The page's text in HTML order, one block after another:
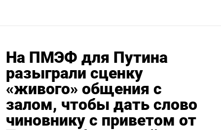
На ПМЭФ для Путина
разыграли сценку
«живого» общения с
залом, чтобы дать слово
чиновнику с приветом от